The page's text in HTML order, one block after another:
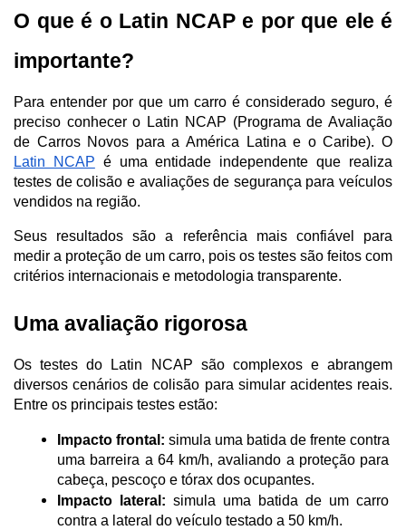
O que é o Latin NCAP e por que ele é
importante?
Para entender por que um carro é considerado seguro, é
preciso conhecer o Latin NCAP (Programa de Avaliação
Latin NCAP é uma entidade independente que realiza
testes de colisão e avaliações de segurança para veículos
vendidos na região.
Seus resultados são a referência mais confiável para
medir a proteção de um carro, pois os testes são feitos com
critérios internacionais e metodologia transparente.
Uma avaliação rigorosa
Os testes do Latin NCAP são complexos e abrangem
diversos cenários de colisão para simular acidentes reais.
Entre os principais testes estão:
Impacto frontal: simula uma batida de frente contra
uma barreira a 64 km/h, avaliando a proteção para
cabeça, pescoço e tórax dos ocupantes.
Impacto lateral: simula uma batida de um carro
contra a lateral do veículo testado a 50 km/h.